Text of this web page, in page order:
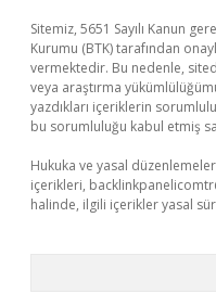
Sitemiz, 5651 Sayılı Kanun
Kurumu (BTK) tarafından
vermektedir. Bu nedenle,
veya araştırma
yazdıkları içeriklerin
bu sorumluluğu kabul etmiş
Hukuka ve yasal
içerikleri,
halinde, ilgili içerikler yasal